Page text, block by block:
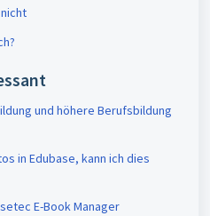
und höhere Berufsbildung
in Edubase, kann ich dies
E-Book Manager